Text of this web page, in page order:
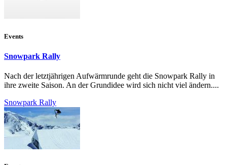
Events
Snowpark Rally
Nach der letztjährigen Aufwärmrunde geht die Snowpark Rally in
ihre zweite Saison. An der Grundidee wird sich nicht viel ändern....
Snowpark Rally